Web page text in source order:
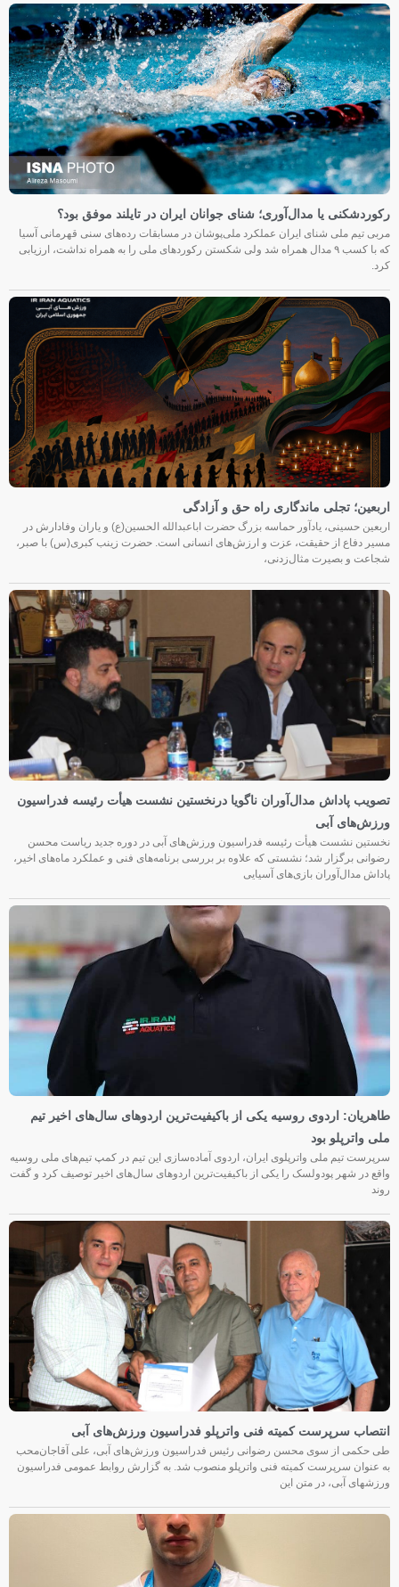
رکوردشکنی یا مدال‌آوری؛ شنای جوانان ایران در تایلند موفق بود؟
مربی تیم ملی شنای ایران عملکرد ملی‌پوشان در مسابقات رده‌های سنی قهرمانی آسیا
که با کسب ۹ مدال همراه شد ولی شکستن رکوردهای ملی را به همراه نداشت، ارزیابی
کرد.
اربعین؛ تجلی ماندگاری راه حق و آزادگی
اربعین حسینی، یادآور حماسه بزرگ حضرت اباعبدالله الحسین(ع) و یاران وفادارش در
مسیر دفاع از حقیقت، عزت و ارزش‌های انسانی است. حضرت زینب کبری(س) با صبر،
شجاعت و بصیرت مثال‌زدنی،
تصویب پاداش مدال‌آوران ناگویا درنخستین نشست هیأت رئیسه فدراسیون
ورزش‌های آبی
نخستین نشست هیأت رئیسه فدراسیون ورزش‌های آبی در دوره جدید ریاست محسن
رضوانی برگزار شد؛ نشستی که علاوه بر بررسی برنامه‌های فنی و عملکرد ماه‌های اخیر،
پاداش مدال‌آوران بازی‌های آسیایی
طاهریان: اردوی روسیه یکی از باکیفیت‌ترین اردوهای سال‌های اخیر تیم
ملی واترپلو بود
سرپرست تیم ملی واترپلوی ایران، اردوی آماده‌سازی این تیم در کمپ تیم‌های ملی روسیه
واقع در شهر پودولسک را یکی از باکیفیت‌ترین اردوهای سال‌های اخیر توصیف کرد و گفت
روند
انتصاب سرپرست کمیته فنی واترپلو فدراسیون ورزش‌های آبی
طی حکمی از سوی محسن رضوانی رئیس فدراسیون ورزش‌های آبی، علی آقاجان‌محب
به عنوان سرپرست کمیته فنی واترپلو منصوب شد. به گزارش روابط عمومی فدراسیون
ورزشهای آبی، در متن این